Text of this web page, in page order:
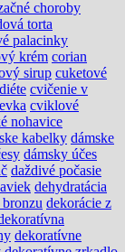
choroby
torta
palacinky
krém corian
sirup cuketové
cvičenie v
cviklové
nohavice
kabelky dámske
dámsky účes
daždivé počasie
dehydratácia
dekorácie z
dekoratívne